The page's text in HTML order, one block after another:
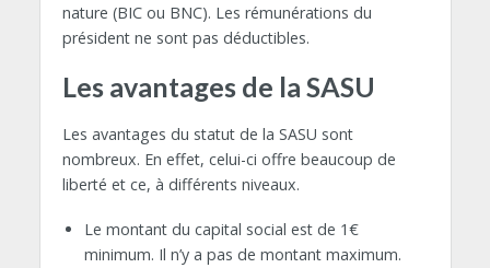
nature (BIC ou BNC). Les rémunérations du
président ne sont pas déductibles.
Les avantages de la SASU
Les avantages du statut de la SASU sont
nombreux. En effet, celui-ci offre beaucoup de
liberté et ce, à différents niveaux.
Le montant du capital social est de 1€
minimum. Il n’y a pas de montant maximum.